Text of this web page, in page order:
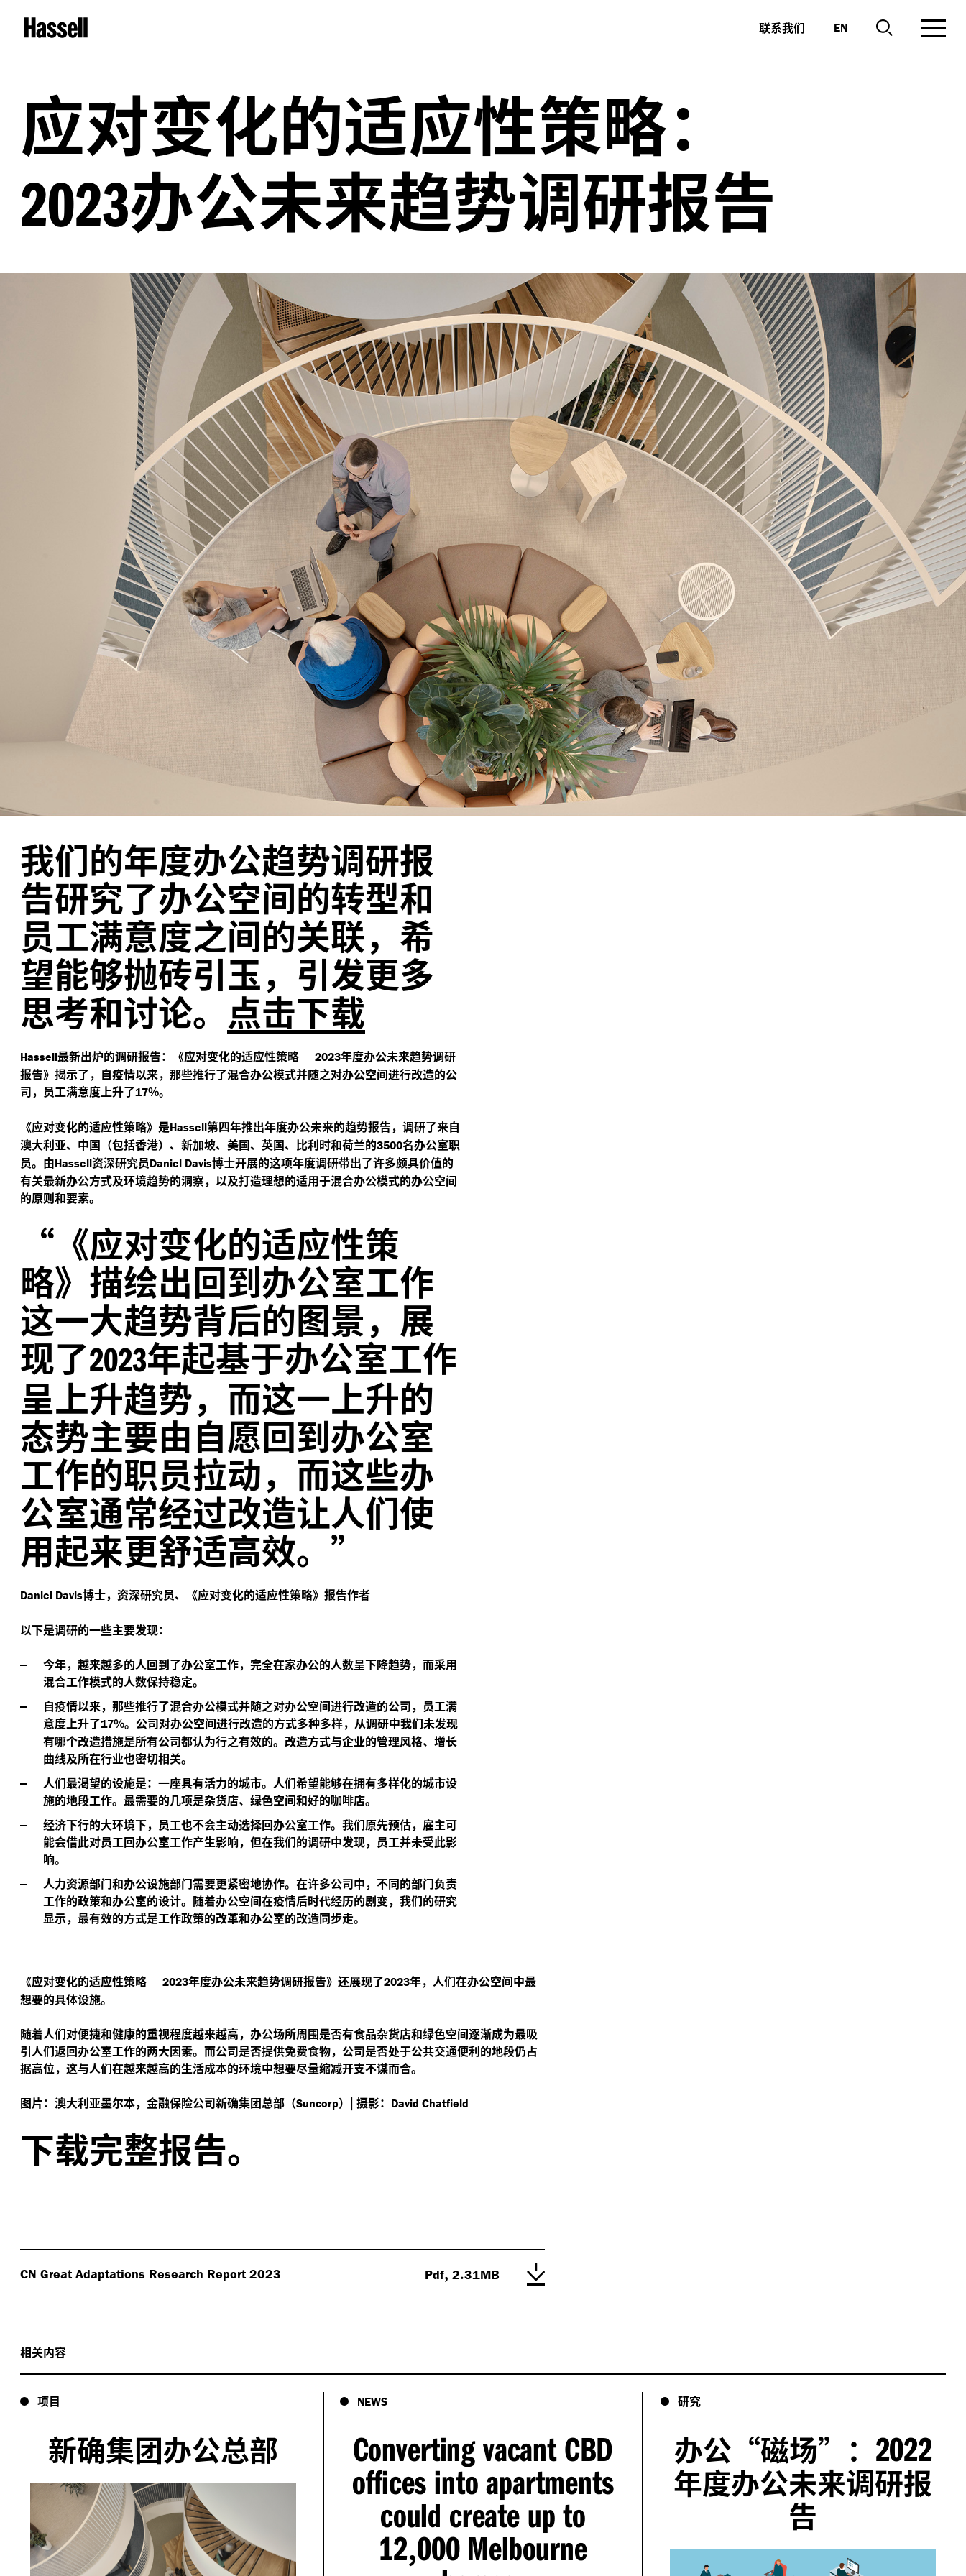
联系我们 EN
应对变化的适应性策略：
2023办公未来趋势调研报告
我们的年度办公趋势调研报
告研究了办公空间的转型和
员工满意度之间的关联，希
望能够抛砖引玉，引发更多
思考和讨论。 点击下载
Hassell最新出炉的调研报告：《应对变化的适应性策略— 2023年度办公未来趋势调研
报告》揭示了，自疫情以来，那些推行了混合办公模式并随之对办公空间进行改造的公
司，员工满意度上升了17%。
《应对变化的适应性策略》是Hassell第四年推出年度办公未来的趋势报告，调研了来自
澳大利亚、中国（包括香港）、新加坡、美国、英国、比利时和荷兰的3500名办公室职
员。由Hassell资深研究员Daniel Davis博士开展的这项年度调研带出了许多颇具价值的
有关最新办公方式及环境趋势的洞察，以及打造理想的适用于混合办公模式的办公空间
的原则和要素。
“ 《应对变化的适应性策
略》描绘出回到办公室工作
这一大趋势背后的图景，展
现了2023年起基于办公室工作
呈上升趋势，而这一上升的
态势主要由自愿回到办公室
工作的职员拉动，而这些办
公室通常经过改造让人们使
用起来更舒适高效。”
Daniel Davis博士，资深研究员、《应对变化的适应性策略》报告作者
以下是调研的一些主要发现：
今年，越来越多的人回到了办公室工作，完全在家办公的人数呈下降趋势，而采用
混合工作模式的人数保持稳定。
自疫情以来，那些推行了混合办公模式并随之对办公空间进行改造的公司，员工满
意度上升了17%。公司对办公空间进行改造的方式多种多样，从调研中我们未发现
有哪个改造措施是所有公司都认为行之有效的。改造方式与企业的管理风格、增长
曲线及所在行业也密切相关。
人们最渴望的设施是：一座具有活力的城市。人们希望能够在拥有多样化的城市设
施的地段工作。最需要的几项是杂货店、绿色空间和好的咖啡店。
经济下行的大环境下，员工也不会主动选择回办公室工作。我们原先预估，雇主可
能会借此对员工回办公室工作产生影响，但在我们的调研中发现，员工并未受此影
响。
人力资源部门和办公设施部门需要更紧密地协作。在许多公司中，不同的部门负责
工作的政策和办公室的设计。随着办公空间在疫情后时代经历的剧变，我们的研究
显示，最有效的方式是工作政策的改革和办公室的改造同步走。
《应对变化的适应性策略— 2023年度办公未来趋势调研报告》还展现了2023年，人们在办公空间中最
想要的具体设施。
随着人们对便捷和健康的重视程度越来越高，办公场所周围是否有食品杂货店和绿色空间逐渐成为最吸
引人们返回办公室工作的两大因素。而公司是否提供免费食物，公司是否处于公共交通便利的地段仍占
据高位，这与人们在越来越高的生活成本的环境中想要尽量缩减开支不谋而合。
图片：澳大利亚墨尔本，金融保险公司新确集团总部（Suncorp）| 摄影： David Chatfield
下载完整报告。
CN Great Adaptations Research Report 2023 Pdf, 2.31MB
相关内容
项目
新确集团办公总部
NEWS
Converting vacant CBD
offices into apartments
could create up to
12,000 Melbourne
研究
办公“磁场”： 2022
年度办公未来调研报
告